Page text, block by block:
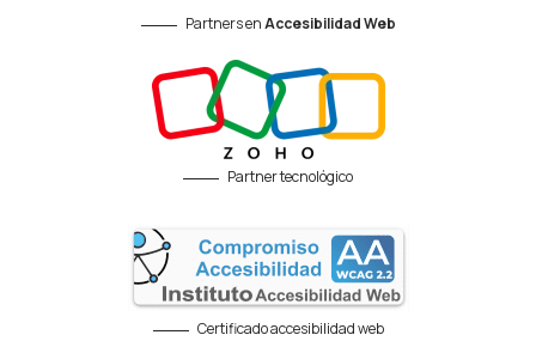
Partners enAccesibilidad Web
Partner tecnológico
Certificado accesibilidad web